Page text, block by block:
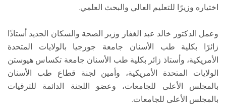
اختياره وزيرًا للتعليم العالي والبحث العلمي.
وعمل الدكتور خالد عبد الغفار وزير الصحة والسكان الجديد أستاذًا
زائرًا بكلية طب الأسنان جامعة جورجيا بالولايات المتحدة
الأمريكية، وأستاذ زائر بكلية طب الأسنان جامعة تكساس هيوستن
الولايات المتحدة الأمريكية، وأمين لجنة قطاع طب الأسنان
بالمجلس الأعلى للجامعات، وعضو اللجنة الدائمة للترقيات
بالمجلس الأعلى للجامعات.